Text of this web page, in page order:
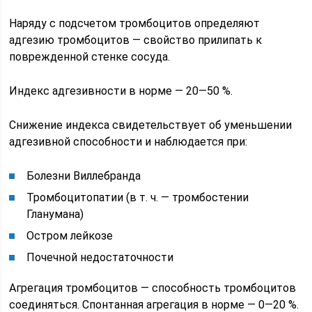
Наряду с подсчетом тромбоцитов определяют
адгезию тромбоцитов — свойство прилипать к
поврежденной стенке сосуда.
Индекс адгезивности в норме — 20—50 %.
Снижение индекса свидетельствует об уменьшении
адгезивной способности и наблюдается при:
Болезни Виллебранда
Тромбоцитопатии (в т. ч. — тромбостении
Гланумана)
Остром лейкозе
Почечной недостаточности
Агрегация тромбоцитов — способность тромбоцитов
соединяться. Спонтанная агрегация в норме — 0—20 %.